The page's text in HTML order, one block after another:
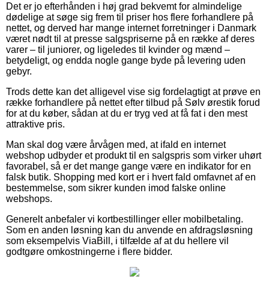
Det er jo efterhånden i høj grad bekvemt for almindelige
dødelige at søge sig frem til priser hos flere forhandlere på
nettet, og derved har mange internet forretninger i Danmark
været nødt til at presse salgspriserne på en række af deres
varer – til juniorer, og ligeledes til kvinder og mænd –
betydeligt, og endda nogle gange byde på levering uden
gebyr.
Trods dette kan det alligevel vise sig fordelagtigt at prøve en
række forhandlere på nettet efter tilbud på Sølv ørestik forud
for at du køber, sådan at du er tryg ved at få fat i den mest
attraktive pris.
Man skal dog være årvågen med, at ifald en internet
webshop udbyder et produkt til en salgspris som virker uhørt
favorabel, så er det mange gange være en indikator for en
falsk butik. Shopping med kort er i hvert fald omfavnet af en
bestemmelse, som sikrer kunden imod falske online
webshops.
Generelt anbefaler vi kortbestillinger eller mobilbetaling.
Som en anden løsning kan du anvende en afdragsløsning
som eksempelvis ViaBill, i tilfælde af at du hellere vil
godtgøre omkostningerne i flere bidder.